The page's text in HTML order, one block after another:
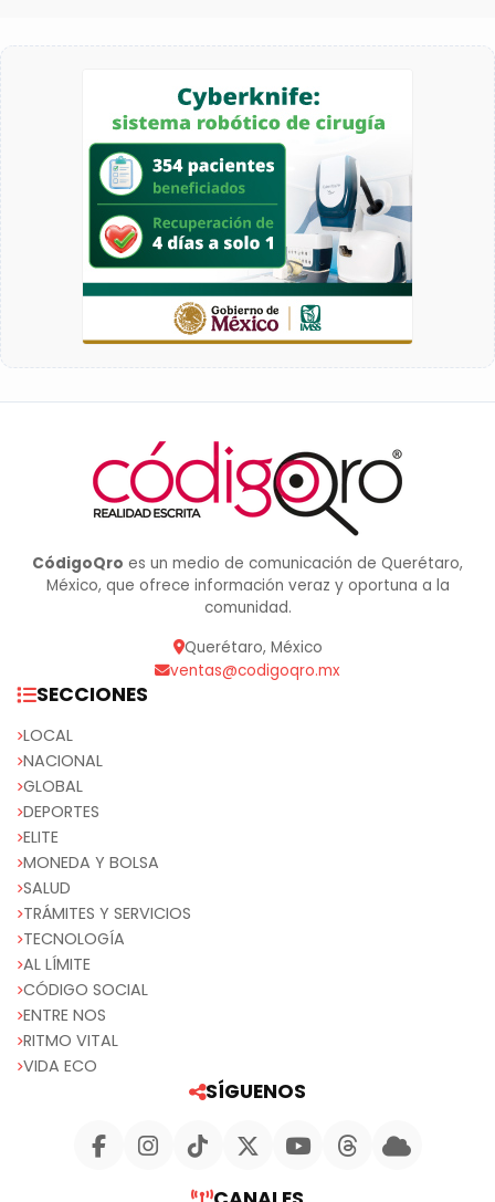
CódigoQro es un medio de comunicación de Querétaro,
México, que ofrece información veraz y oportuna a la
comunidad.
Querétaro, México
ventas@codigoqro.mx
SECCIONES
LOCAL
NACIONAL
GLOBAL
DEPORTES
ELITE
MONEDA Y BOLSA
SALUD
TRÁMITES Y SERVICIOS
TECNOLOGÍA
AL LÍMITE
CÓDIGO SOCIAL
ENTRE NOS
RITMO VITAL
VIDA ECO
SÍGUENOS